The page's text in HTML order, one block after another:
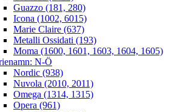
Guazzo (181, 280)
Icona (1002, 6015)
Marie Claire (637)
Metalli Ossidati (193)
Moma (1600, 1601, 1603, 1604, 1605)
N-Ö
Nordic (938)
Nuvola (2010, 2011)
Omega (1314, 1315)
Opera (961)